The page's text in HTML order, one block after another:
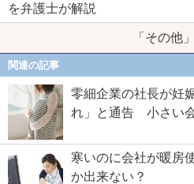
を弁護士が解説
「その他
関連の記事
零細企業の社長が妊
れ」と通告 小さい
寒いのに会社が暖房
か出来ない？